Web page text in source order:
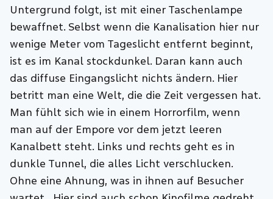
Untergrund folgt, ist mit einer Taschenlampe
bewaffnet. Selbst wenn die Kanalisation hier nur
wenige Meter vom Tageslicht entfernt beginnt,
ist es im Kanal stockdunkel. Daran kann auch
das diffuse Eingangslicht nichts ändern. Hier
betritt man eine Welt, die die Zeit vergessen hat.
Man fühlt sich wie in einem Horrorfilm, wenn
man auf der Empore vor dem jetzt leeren
Kanalbett steht. Links und rechts geht es in
dunkle Tunnel, die alles Licht verschlucken.
Ohne eine Ahnung, was in ihnen auf Besucher